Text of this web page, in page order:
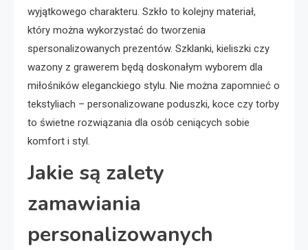
wyjątkowego charakteru. Szkło to kolejny materiał,
który można wykorzystać do tworzenia
spersonalizowanych prezentów. Szklanki, kieliszki czy
wazony z grawerem będą doskonałym wyborem dla
miłośników eleganckiego stylu. Nie można zapomnieć o
tekstyliach – personalizowane poduszki, koce czy torby
to świetne rozwiązania dla osób ceniących sobie
komfort i styl.
Jakie są zalety
zamawiania
personalizowanych